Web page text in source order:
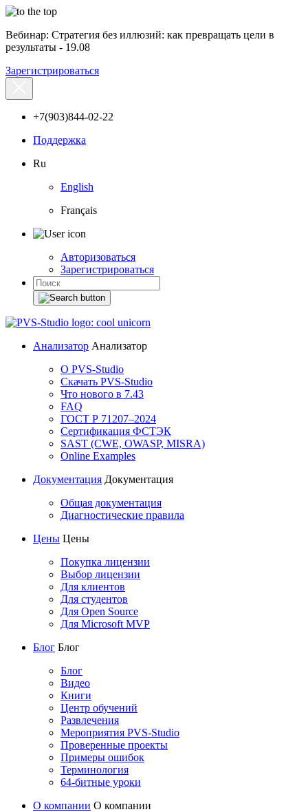
Вебинар: Стратегия без иллюзий: как превращать цели в
результаты - 19.08
Зарегистрироваться
+7(903)844-02-22
Поддержка
Ru
English
Français
Авторизоваться
Зарегистрироваться
Анализатор Анализатор
О PVS-Studio
Скачать PVS-Studio
Что нового в 7.43
FAQ
ГОСТ Р 71207–2024
Сертификация ФСТЭК
SAST (CWE, OWASP, MISRA)
Online Examples
Документация Документация
Общая документация
Диагностические правила
Цены Цены
Покупка лицензии
Выбор лицензии
Для клиентов
Для студентов
Для Open Source
Для Microsoft MVP
Блог Блог
Блог
Видео
Книги
Центр обучений
Развлечения
Мероприятия PVS-Studio
Проверенные проекты
Примеры ошибок
Терминология
64-битные уроки
О компании О компании